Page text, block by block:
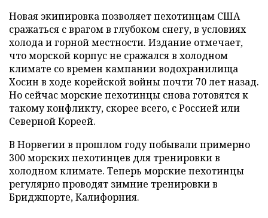
Новая экипировка позволяет пехотинцам США
сражаться с врагом в глубоком снегу, в условиях
холода и горной местности. Издание отмечает,
что морской корпус не сражался в холодном
климате со времен кампании водохранилища
Хосин в ходе корейской войны почти 70 лет назад.
Но сейчас морские пехотинцы снова готовятся к
такому конфликту, скорее всего, с Россией или
Северной Кореей.
В Норвегии в прошлом году побывали примерно
300 морских пехотинцев для тренировки в
холодном климате. Теперь морские пехотинцы
регулярно проводят зимние тренировки в
Бриджпорте, Калифорния.